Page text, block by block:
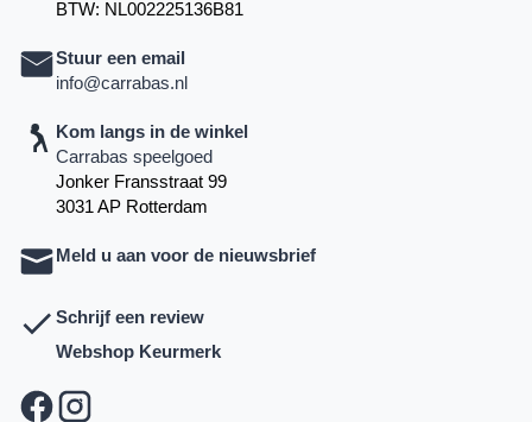
BTW: NL002225136B81
Stuur een email
info@carrabas.nl
Kom langs in de winkel
Carrabas speelgoed
Jonker Fransstraat 99
3031 AP Rotterdam
Meld u aan voor de nieuwsbrief
Schrijf een review
Webshop Keurmerk